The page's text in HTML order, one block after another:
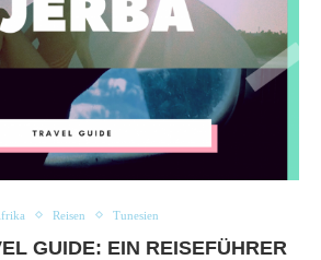
Reisen Tunesien
GUIDE: EIN REISEFÜHRER